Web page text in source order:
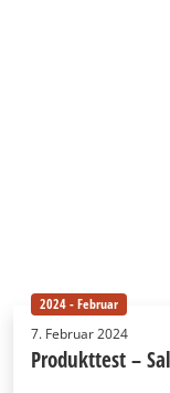
2024 - Februar
7. Februar 2024
Produkttest –